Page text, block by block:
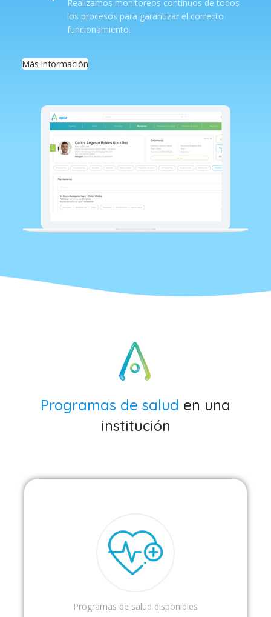
Realizamos monitoreos continuos de todos
los procesos para garantizar el correcto
funcionamiento.
Más información
Programas de salud en una
institución
Programas de salud disponibles